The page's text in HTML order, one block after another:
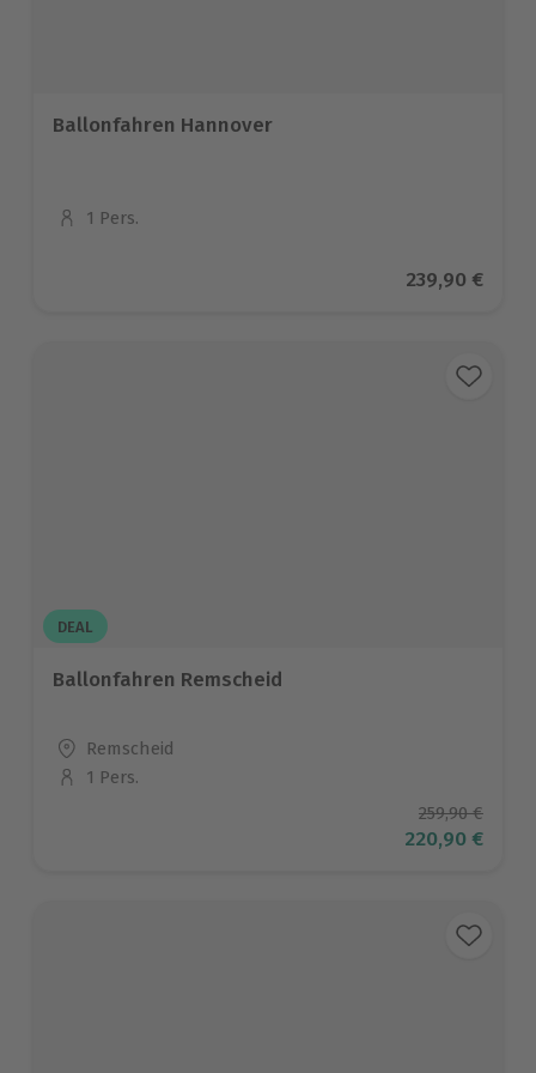
Ballonfahren Hannover
Anzahl der Teilnehmer
1 Pers.
Aktueller
239,90 €
DEAL
Ballonfahren Remscheid
Standort
Remscheid
Anzahl der Teilnehmer
1 Pers.
259,90 €
Aktueller
220,90 €